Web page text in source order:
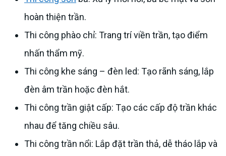
hoàn thiện trần.
Thi công phào chỉ: Trang trí viền trần, tạo điểm
nhấn thẩm mỹ.
Thi công khe sáng – đèn led: Tạo rãnh sáng, lắp
đèn âm trần hoặc đèn hắt.
Thi công trần giật cấp: Tạo các cấp độ trần khác
nhau để tăng chiều sâu.
Thi công trần nổi: Lắp đặt trần thả, dễ tháo lắp và